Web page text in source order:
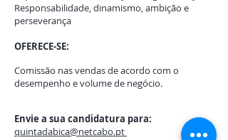
Responsabilidade, dinamismo, ambição e
perseverança
OFERECE-SE:
Comissão nas vendas de acordo com o
desempenho e volume de negócio.
Envie a sua candidatura para:
quintadabica@netcabo.pt